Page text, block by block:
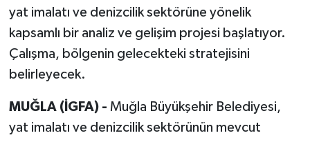
yat imalatı ve denizcilik sektörüne yönelik
kapsamlı bir analiz ve gelişim projesi başlatıyor.
Çalışma, bölgenin gelecekteki stratejisini
belirleyecek.
MUĞLA (İGFA) - Muğla Büyükşehir Belediyesi,
yat imalatı ve denizcilik sektörünün mevcut